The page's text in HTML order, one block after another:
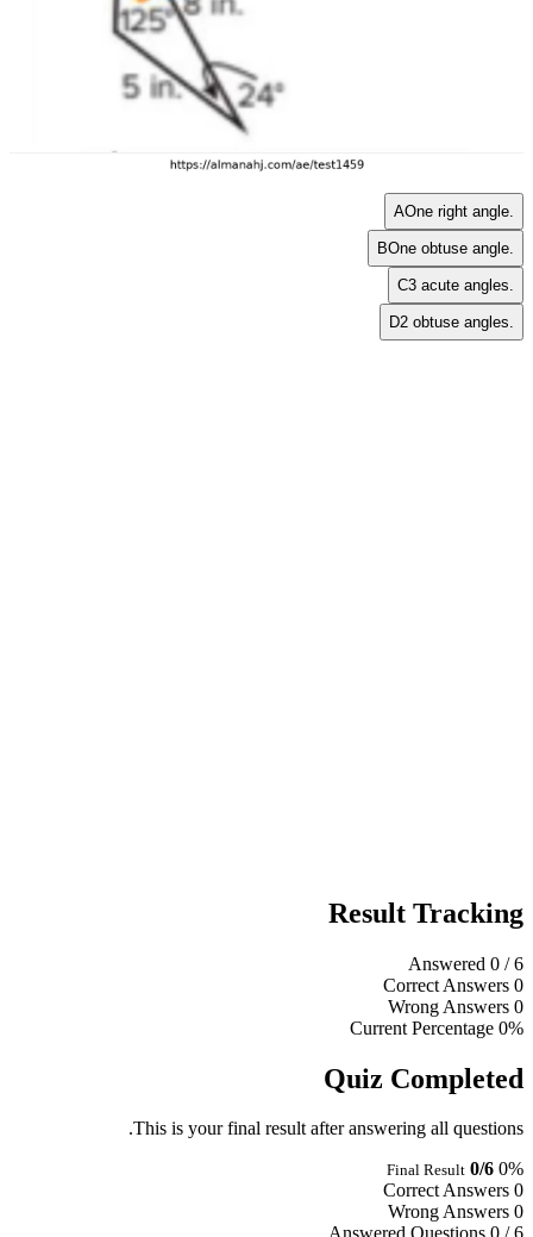
AOne right angle.
BOne obtuse angle.
C3 acute angles.
D2 obtuse angles.
Result Tracking
Answered 0/ 6
Correct Answers 0
Wrong Answers 0
Current Percentage 0%
Quiz Completed
This is your final result after answering all questions.
Final Result 0/6 0%
Correct Answers 0
Wrong Answers 0